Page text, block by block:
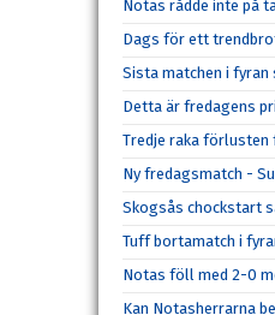
Notas rådde inte på
Dags för ett
Sista matchen i
Detta är fredagens
Tredje raka
Ny fredagsmatch -
Skogsås chockstart
Tuff bortamatch i
Notas föll med 2-0
Kan Notasherrarna